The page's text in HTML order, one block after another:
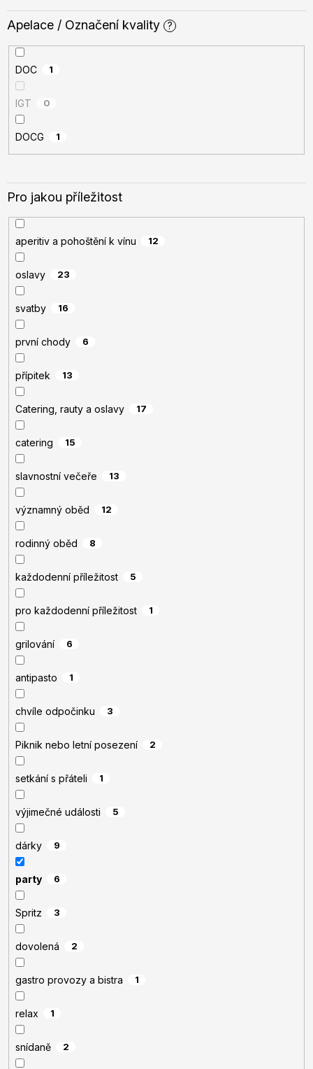
Apelace / Označení kvality ?
DOC 1
IGT 0
DOCG 1
Pro jakou příležitost
aperitiv a pohoštění k vínu 12
oslavy 23
svatby 16
první chody 6
přípitek 13
Catering, rauty a oslavy 17
catering 15
slavnostní večeře 13
významný oběd 12
rodinný oběd 8
každodenní příležitost 5
pro každodenní příležitost 1
grilování 6
antipasto 1
chvíle odpočinku 3
Piknik nebo letní posezení 2
setkání s přáteli 1
výjimečné události 5
dárky 9
party 6
Spritz 3
dovolená 2
gastro provozy a bistra 1
relax 1
snídaně 2